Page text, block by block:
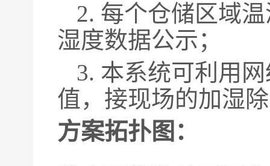
2. 每个仓储区域
湿度数据公示；
3. 本系统可利用
值，接现场的加湿
方案拓扑图 ：